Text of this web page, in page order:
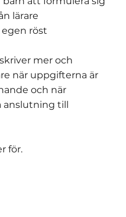
lärare
röst
mer och
när uppgifterna är
och när
anslutning till
för.